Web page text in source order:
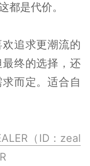
都是代价。
追求更潮流的
终的选择，还
而定。适合自
（ID：zeal